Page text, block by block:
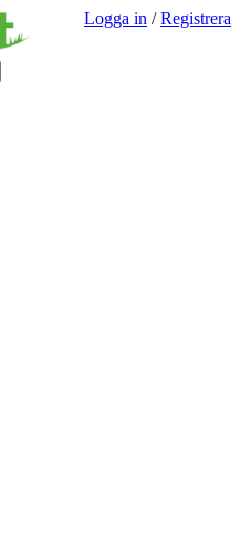
Logga in /Registrera